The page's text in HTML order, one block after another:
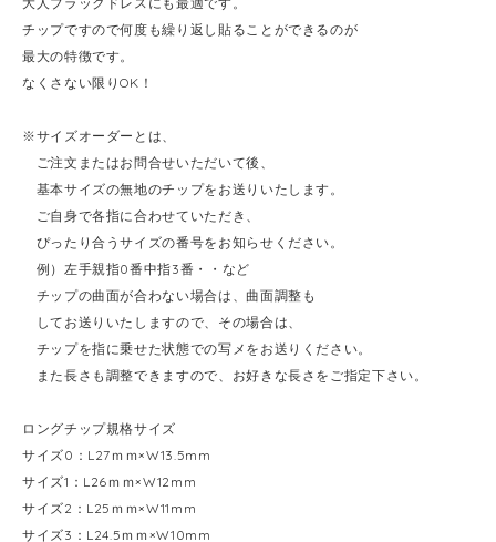
チップですので何度も繰り返し貼ることができるのが
最大の特徴です。
なくさない限りOK！
※サイズオーダーとは、
ご注文またはお問合せいただいて後、
基本サイズの無地のチップをお送りいたします。
ご自身で各指に合わせていただき、
ぴったり合うサイズの番号をお知らせください。
例）左手親指0番中指3番・・など
チップの曲面が合わない場合は、曲面調整も
してお送りいたしますので、その場合は、
チップを指に乗せた状態での写メをお送りください。
また長さも調整できますので、お好きな長さをご指定下さい。
ロングチップ規格サイズ
サイズ0：L27ｍｍ×W13.5mm
サイズ1：L26ｍｍ×W12mm
サイズ2：L25ｍｍ×W11mm
サイズ3：L24.5ｍｍ×W10mm